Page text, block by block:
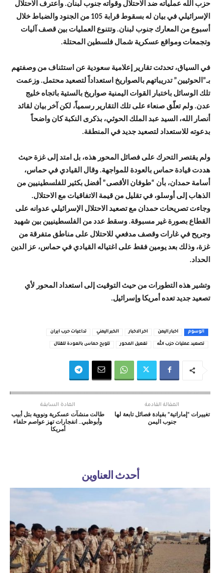
حزب الله عملياته ضد الاحتلال وقواته جنوب لبنان. واعترف الاحتلال
الإسرائيلي في بيان له بسقوط قرابة 105 من الجنود والضباط خلال
أسبوع من المعارك جنوب لبنان. وتتنوع العمليات بين قصف آليات
وتجمعات ومواقع عسكرية شمال فلسطين المحتلة.
في السياق، تحدثت تقارير إعلامية سعودية عن استئناف من وصفتهم
بـ”الحوثيين” تدريباتهم بالصواريخ استعداداً لتصعيد محتمل. وزعمت
تلك الوسائل باختبار القوات اليمنية صواريخ بالستية باتجاه خليج
عدن. ولم تعلّق صنعاء على تلك التقارير رسمياً، لكن آخر بيان لقائد
أنصار الله، السيد عبد الملك الحوثي، بذكرى النكبة كان واضحاً
بدعوته للاستعداد لتصعيد جديد في المنطقة.
ولم يقتصر التحرك على فصائل المحور هذه، بل امتد إلى غزة حيث
هددت قيادة حماس بالعودة للمواجهة. وقال القيادي في حماس،
أسامة حمدان، بأن “طوفان الأقصى” أفضل بكثير للفلسطينيين من
الذهاب إلى أوسلو، في تقليل من قيمة الاتفاقيات مع الاحتلال.
وجاءت تصريحات حمدان مع تصعيد الاحتلال الإسرائيلي عدوانه على
القطاع بصورة غير مسبوقة. وسقط عدد من الفلسطينيين بين شهيد
وجريح في غارات وقصف مدفعي للاحتلال على مناطق متفرقة من
غزة، وذلك بعد يومين فقط على اغتياله القيادي في حماس، عز الدين
الحداد.
وتشير هذه التطورات من حيث التوقيت إلى استعداد المحور لأي
تصعيد جديد تعده أمريكا وإسرائيل.
الوسوم اخبار اليمن اخر الاخبار الخبر اليمني تداعيات حرب ايران
تصعيد عمليات حزب الله تفعيل المحور تلويح حماس بالعودة للقتال
المادة السابقة
طالت منشآت عسكرية ونووية بتل أبيب
وأبوظبي.. انفجارات تهز عواصم حلفاء
أمريكا
المقالة القادمة
تغييرات “إماراتية” بقيادة فصائل تابعة لها
جنوب اليمن
أحدث العناوين